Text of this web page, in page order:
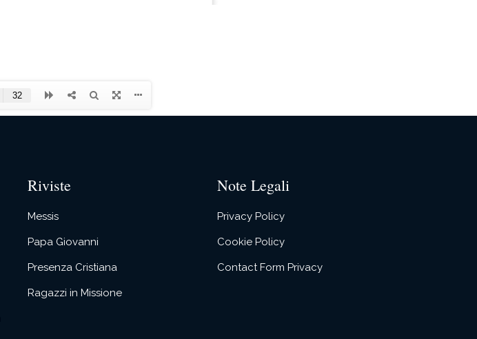
Riviste
Messis
Papa Giovanni
Presenza Cristiana
Ragazzi in Missione
Note Legali
Privacy Policy
Cookie Policy
Contact Form Privacy